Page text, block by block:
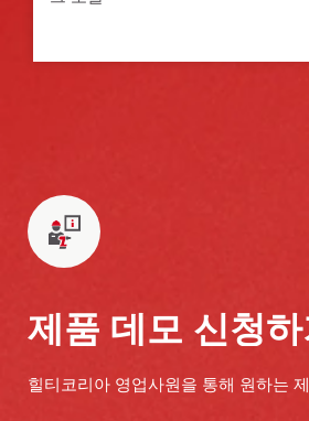
제품 데모 신청하
힐티코리아 영업사원을 통해 원하는